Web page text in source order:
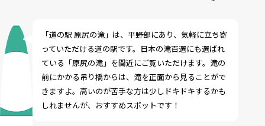
「道の駅 原尻の滝」は、平野部にあり、気軽に立ち寄
っていただける道の駅です。日本の滝百選にも選ばれ
ている「原尻の滝」を間近にご覧いただけます。滝の
前にかかる吊り橋からは、滝を正面から見ることがで
きますよ。高いのが苦手な方は少しドキドキするかも
しれませんが、おすすめスポットです！